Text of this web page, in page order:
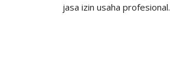
jasa izin usaha profesional.